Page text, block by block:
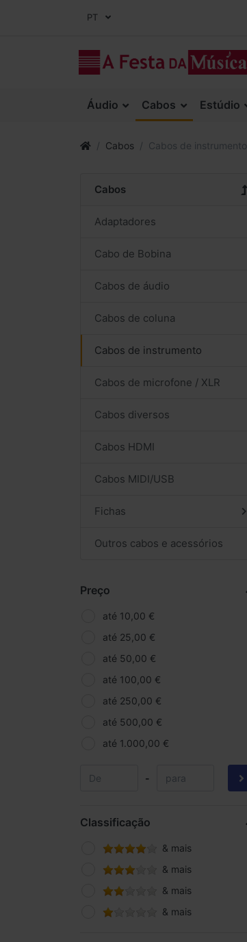
PT
Áudio Cabos Estúdio
Cabos Cabos de instrumento
Cabos
Adaptadores
Cabo de Bobina
Cabos de áudio
Cabos de coluna
Cabos de instrumento
Cabos de microfone / XLR
Cabos diversos
Cabos HDMI
Cabos MIDI/USB
Fichas
Outros cabos e acessórios
Preço
até 10,00 €
até 25,00 €
até 50,00 €
até 100,00 €
até 250,00 €
até 500,00 €
até 1.000,00 €
-
Classificação
& mais
& mais
& mais
& mais